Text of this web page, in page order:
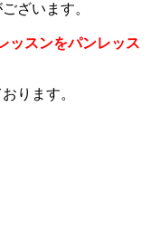
ざいます。
ッスンをパンレッス
ります。